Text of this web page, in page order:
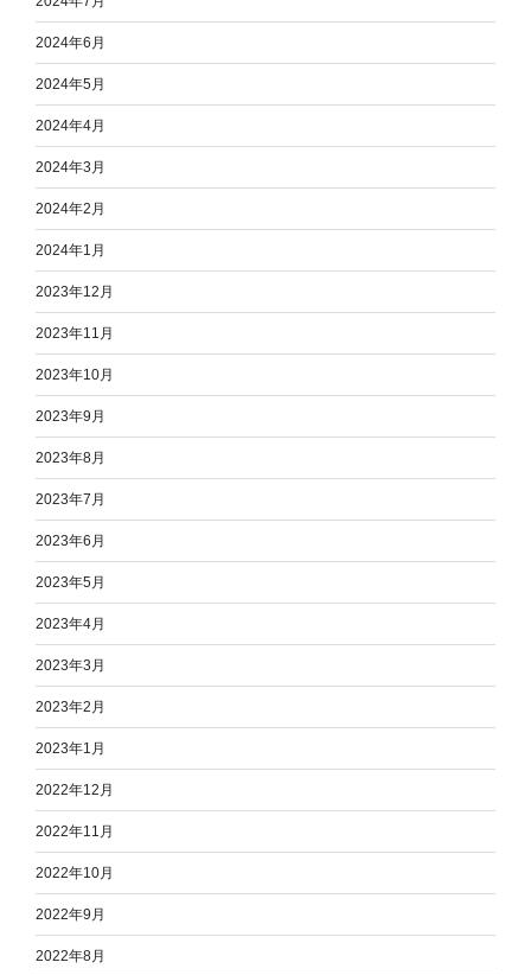
2024年6月
2024年5月
2024年4月
2024年3月
2024年2月
2024年1月
2023年12月
2023年11月
2023年10月
2023年9月
2023年8月
2023年7月
2023年6月
2023年5月
2023年4月
2023年3月
2023年2月
2023年1月
2022年12月
2022年11月
2022年10月
2022年9月
2022年8月